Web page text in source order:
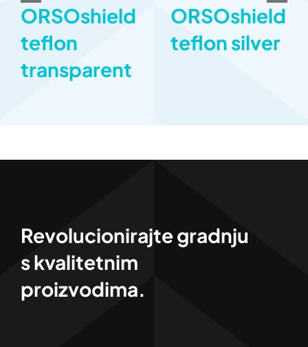
ORSOshield
teflon
transparent
ORSOshield
teflon silver
Revolucionirajte gradnju
s kvalitetnim
proizvodima.